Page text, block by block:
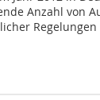
Anzahl von